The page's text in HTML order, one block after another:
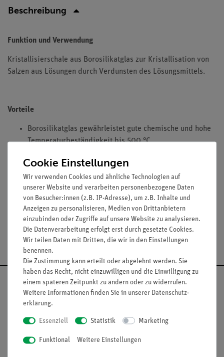
Beschreibung
Funktion und Verwendung
Kristallisierschale aus Borosilikatglas zur Kristallisation von
Salzen aus Lösungen durch Verdunsten des Lösungsmittels.
Vorteile
Borosilikatglas gewährleistet gute chemische und hohe
Temperaturbeständigkeit bis 500 °C
sauberes Arbeiten im Labor
Extrem flacher Boden der Kristallisierschale eignet sich
ideal zum Temperieren auf einer Heizplatte
Versandkostenfrei ab 300,- €
Cookie Einstellungen
Wir verwenden Cookies und ähnliche Technologien auf
unserer Website und verarbeiten personenbezogene Daten
von Besucher:innen (z.B. IP-Adresse), um z.B. Inhalte und
Anzeigen zu personalisieren, Medien von Drittanbietern
einzubinden oder Zugriffe auf unsere Website zu analysieren.
Die Datenverarbeitung erfolgt erst durch gesetzte Cookies.
Wir teilen Daten mit Dritten, die wir in den Einstellungen
benennen.
Die Zustimmung kann erteilt oder abgelehnt werden. Sie
haben das Recht, nicht einzuwilligen und die Einwilligung zu
einem späteren Zeitpunkt zu ändern oder zu widerrufen.
Weitere Informationen finden Sie in unserer Daten­schutz­
erklärung.
Essenziell Statistik Marketing
Funktional Weitere Einstellungen